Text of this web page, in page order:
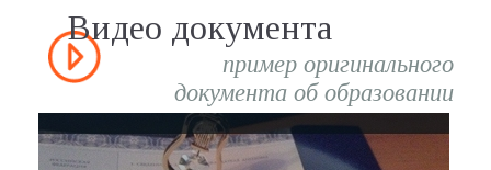
Видео документа
пример оригинального
документа об образовании